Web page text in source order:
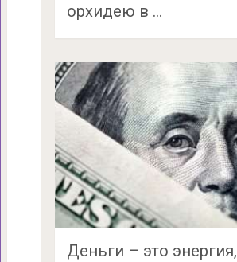
орхидею в …
Деньги – это энергия,